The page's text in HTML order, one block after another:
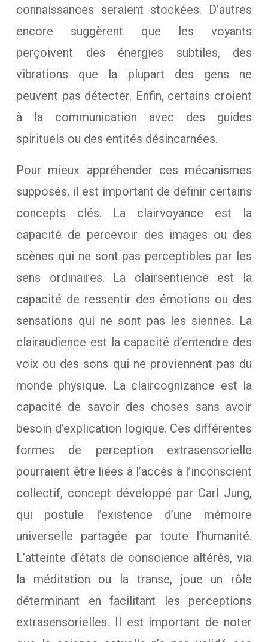
connaissances seraient stockées. D’autres
encore suggèrent que les voyants
perçoivent des énergies subtiles, des
vibrations que la plupart des gens ne
peuvent pas détecter. Enfin, certains croient
à la communication avec des guides
spirituels ou des entités désincarnées.
Pour mieux appréhender ces mécanismes
supposés, il est important de définir certains
concepts clés. La clairvoyance est la
capacité de percevoir des images ou des
scènes qui ne sont pas perceptibles par les
sens ordinaires. La clairsentience est la
capacité de ressentir des émotions ou des
sensations qui ne sont pas les siennes. La
clairaudience est la capacité d’entendre des
voix ou des sons qui ne proviennent pas du
monde physique. La claircognizance est la
capacité de savoir des choses sans avoir
besoin d’explication logique. Ces différentes
formes de perception extrasensorielle
pourraient être liées à l’accès à l’inconscient
collectif, concept développé par Carl Jung,
qui postule l’existence d’une mémoire
universelle partagée par toute l’humanité.
L’atteinte d’états de conscience altérés, via
la méditation ou la transe, joue un rôle
déterminant en facilitant les perceptions
extrasensorielles. Il est important de noter